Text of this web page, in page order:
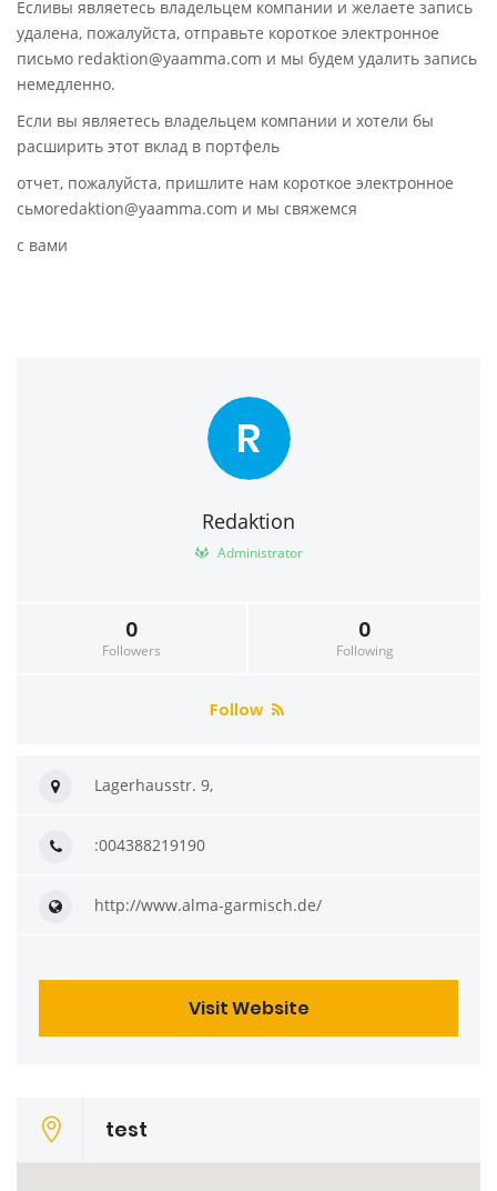
Есливы являетесь владельцем компании и желаете запись
удалена, пожалуйста, отправьте короткое электронное
письмо redaktion@yaamma.com и мы будем удалить запись
немедленно.
Если вы являетесь владельцем компании и хотели бы
расширить этот вклад в портфель
отчет, пожалуйста, пришлите нам короткое электронное
сьмоredaktion@yaamma.com и мы свяжемся
с вами
R
Redaktion
Administrator
0
Followers
0
Following
Follow
Lagerhausstr. 9,
:004388219190
http://www.alma-garmisch.de/
Visit Website
test